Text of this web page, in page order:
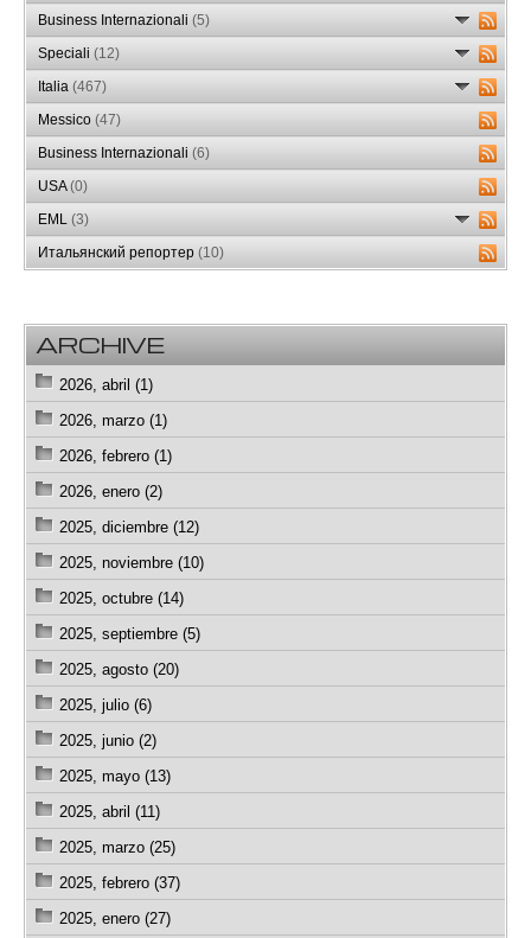
Business Internazionali (5)
Speciali (12)
Italia (467)
Messico (47)
Business Internazionali (6)
USA(0)
EML (3)
Итальянский репортер (10)
ARCHIVE
2026, abril (1)
2026, marzo (1)
2026, febrero (1)
2026, enero (2)
2025, diciembre (12)
2025, noviembre (10)
2025, octubre (14)
2025, septiembre (5)
2025, agosto (20)
2025, julio (6)
2025, junio (2)
2025, mayo (13)
2025, abril (11)
2025, marzo (25)
2025, febrero (37)
2025, enero (27)